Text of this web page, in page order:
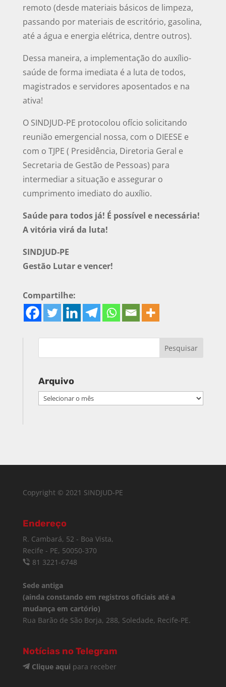
remoto (desde materiais básicos de limpeza,
passando por materiais de escritório, gasolina,
até a água e energia elétrica, dentre outros).
Dessa maneira, a implementação do auxílio-
saúde de forma imediata é a luta de todos,
magistrados e servidores aposentados e na
ativa!
O SINDJUD-PE protocolou ofício solicitando
reunião emergencial nossa, com o DIEESE e
com o TJPE ( Presidência, Diretoria Geral e
Secretaria de Gestão de Pessoas) para
intermediar a situação e assegurar o
cumprimento imediato do auxílio.
Saúde para todos já! É possível e necessária!
A vitória virá da luta!
SINDJUD-PE
Gestão Lutar e vencer!
Compartilhe:
Arquivo
Arquivo
Copyright © 2021 SINDJUD-PE
Endereço
R. Cambará, 52 - Boa Vista,
Recife - PE, 50050-370
81 3221-6748
Sede antiga
(ainda constando em registros oficiais até a
mudança em cartório)
Rua Barão de São Borja, 288, Soledade, Recife-PE.
Notícias no Telegram
Clique aqui para receber